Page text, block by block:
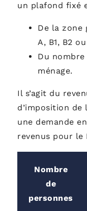
un plafond fixé
De la zone
A, B1, B2
Du
ménage.
Il s’agit du
d’imposition de
une demande
revenus pour le
Nombre
de
personnes